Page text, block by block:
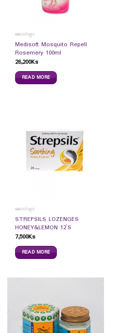
ဆေးဝါးများ
Medisoft Mosquito Repell
Rosemery 100ml
26,200Ks
READ MORE
ဆေးဝါးများ
STREPSILS LOZENGES
HONEY&LEMON 12`S
7,500Ks
READ MORE